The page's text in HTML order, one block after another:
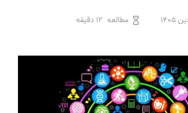
مطالعه 12 دقیقه